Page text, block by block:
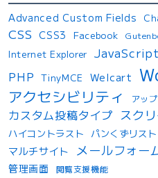
Advanced Custom Fields
CSS CSS3 Facebook
Internet Explorer JavaScript
PHP TinyMCE Welcart
アクセシビリティ アッ
カスタム投稿タイプ スク
ハイコントラスト パンくずリスト
マルチサイト メールフォー
管理画面 閲覧支援機能